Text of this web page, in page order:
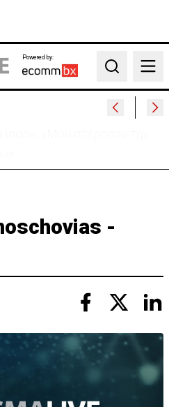
Powered by:
Search
-